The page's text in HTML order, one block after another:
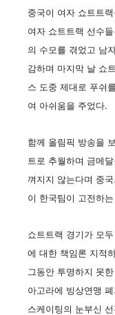
중국이 여자 쇼트트
여자 쇼트트랙 선수
의 수모를 겪었고 남
감하며 마지막 날 쇼
스 도중 제대로 푸쉬
여 아쉬움을 주었다.
함께 올림픽 방송을
트로 추월하며 금메
껴지지 않는다며 중
이 한국팀이 고전하
쇼트트랙 경기가 모
에 대한 책임론 지적
그동안 투명하지 못
아고라에 빙상연맹
스케이팅의 눈부신